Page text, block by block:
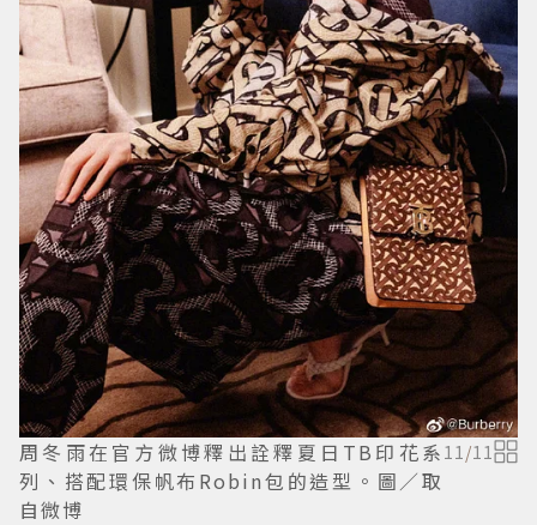
周冬雨在官方微博釋出詮釋夏日TB印花系
列、搭配環保帆布Robin包的造型。圖／取
自微博
11 /11